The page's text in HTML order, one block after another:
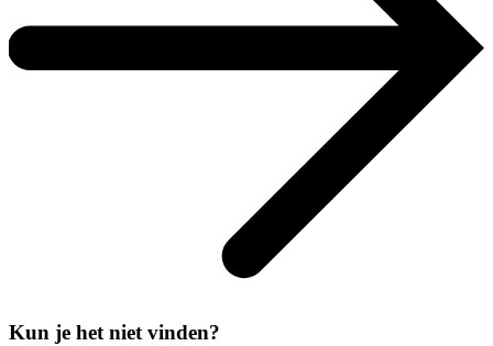
Kun je het niet vinden?